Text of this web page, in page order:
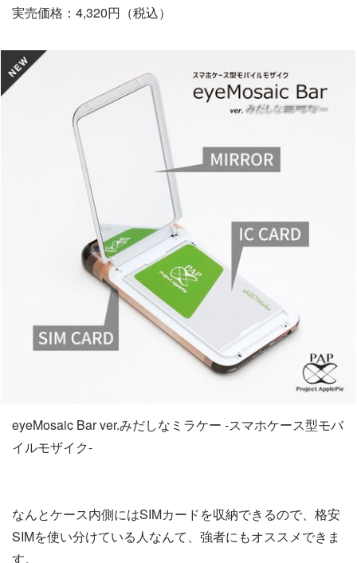
実売価格：4,320円（税込）
eyeMosaic Bar ver.みだしなミラケー -スマホケース型モバ
イルモザイク-
なんとケース内側にはSIMカードを収納できるので、格安
SIMを使い分けている人なんて、強者にもオススメできま
す。